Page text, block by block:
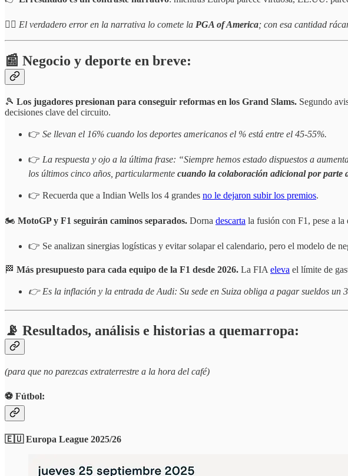
☝🏻 El verdadero error en la narrativa lo comete la PGA of America; con esa cantidad
📰 Negocio y deporte en breve:
🎾 Los jugadores presionan para conseguir reformas en los Grand Slams. Segundo
decisiones clave del circuito.
👉 Se llevan el 16% cuando los deportes americanos el % está entre el 45-55%.
👉 La respuesta y ojo a la última frase: “Siempre hemos estado dispuestos a
los últimos cinco años, particularmente cuando la colaboración adicional por parte
👉 Recuerda que a Indian Wells los 4 grandes no le dejaron subir los premios.
🏍️ MotoGP y F1 seguirán caminos separados. Dorna descarta la fusión con F1, pese a
👉 Se analizan sinergias logísticas y evitar solapar el calendario, pero el modelo de
🏁 Más presupuesto para cada equipo de la F1 desde 2026. La FIA eleva el límite de
👉 Es la inflación y la entrada de Audi: Su sede en Suiza obliga a pagar sueldos
📡 Resultados, análisis e historias a quemarropa:
(para que no parezcas extraterrestre a la hora del café)
⚽️ Fútbol:
🇪🇺 Europa League 2025/26